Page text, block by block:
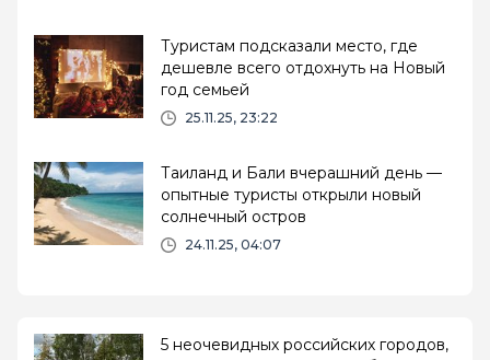
Туристам подсказали место, где
дешевле всего отдохнуть на Новый
год семьей
25.11.25, 23:22
Таиланд и Бали вчерашний день —
опытные туристы открыли новый
солнечный остров
24.11.25, 04:07
5 неочевидных российских городов,